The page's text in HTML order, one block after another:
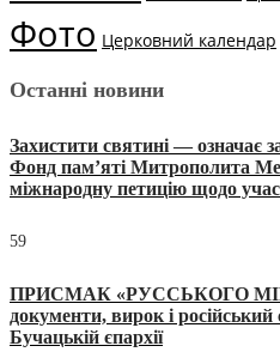
Фото Церковний календар
Останні новини
Захистити святині — означає
Фонд пам’яті Митрополита
міжнародну петицію щодо
59
ПРИСМАК «РУССЬКОГО
документи, вирок і російський
Бучацькій єпархії